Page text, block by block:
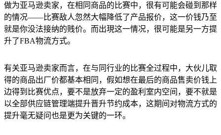
做为亚马逊卖家，在相同商品的比赛中，很有可能会碰到那样
的情况——比赛敌人忽然大幅降低了产品报价，这一价钱乃至
就是你没法接纳的贱价。而出現这一情况，很可能是另一方提
升了FBA物流方式。
有关亚马逊卖家而言，在与同行业的比赛全过程中，大伙儿取
得的商品出厂价都基本相同，假如想在最后的商品售卖价钱上
边得到比赛优点，要不是放弃一定的盈利室内空间，要不就是
以全部供应链管理端提升晋升节约成本，这期间对物流方式的
提升毫无疑问也是更为关键的一环。